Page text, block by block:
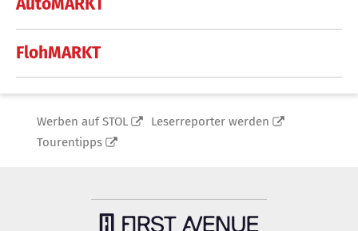
FlohMARKT
Werben auf STOL
Leserreporter werden
Tourentipps